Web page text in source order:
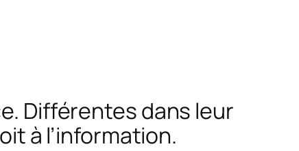
Différentes dans leur
à l’information.